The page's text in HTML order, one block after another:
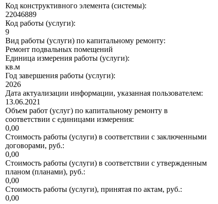
Код конструктивного элемента (системы):
22046889
Код работы (услуги):
9
Вид работы (услуги) по капитальному ремонту:
Ремонт подвальных помещений
Единица измерения работы (услуги):
кв.м
Год завершения работы (услуги):
2026
Дата актуализации информации, указанная пользователем:
13.06.2021
Объем работ (услуг) по капитальному ремонту в
соответствии с единицами измерения:
0,00
Стоимость работы (услуги) в соответствии с заключенными
договорами, руб.:
0,00
Стоимость работы (услуги) в соответствии с утвержденным
планом (планами), руб.:
0,00
Стоимость работы (услуги), принятая по актам, руб.:
0,00